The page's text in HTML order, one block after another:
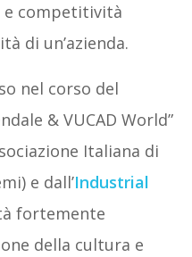
e competitività
di un’azienda.
nel corso del
& VUCAD World”
Italiana di
e dall’Industrial
fortemente
della cultura e